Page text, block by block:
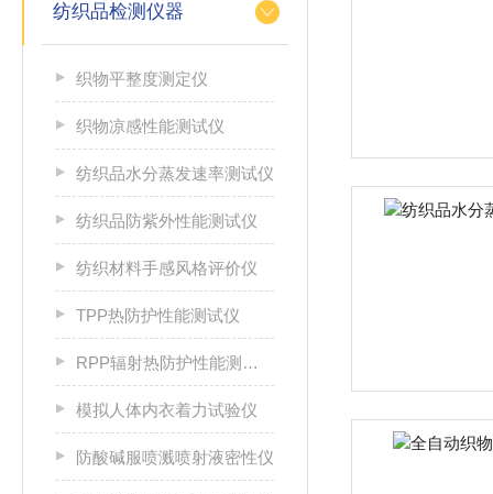
纺织品检测仪器
织物平整度测定仪
织物凉感性能测试仪
纺织品水分蒸发速率测试仪
纺织品防紫外性能测试仪
纺织材料手感风格评价仪
TPP热防护性能测试仪
RPP辐射热防护性能测试仪
模拟人体内衣着力试验仪
防酸碱服喷溅喷射液密性仪